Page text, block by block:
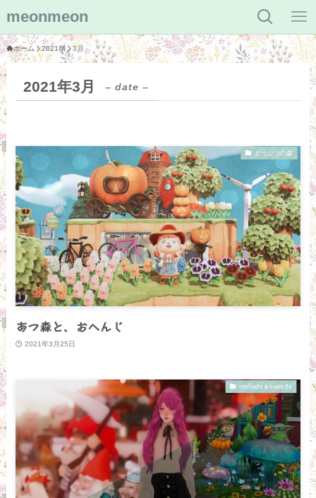
meonmeon
ホーム 2021年 3月
2021年3月 – date –
どうぶつの森
あつ森と、おへんじ
2021年3月25日
reshade＆sweetfx